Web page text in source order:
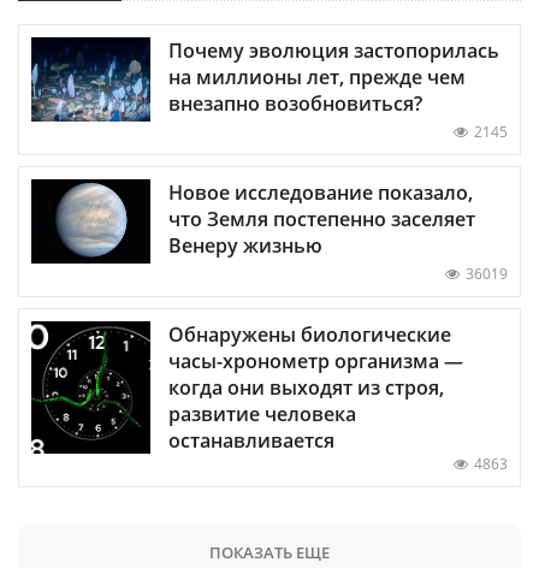
Почему эволюция застопорилась
на миллионы лет, прежде чем
внезапно возобновиться?
2145
Новое исследование показало,
что Земля постепенно заселяет
Венеру жизнью
36019
Обнаружены биологические
часы-хронометр организма —
когда они выходят из строя,
развитие человека
останавливается
4863
ПОКАЗАТЬ ЕЩЕ